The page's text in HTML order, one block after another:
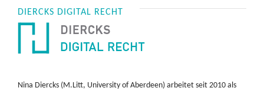
DIERCKS DIGITAL RECHT
Nina Diercks (M.Litt, University of Aberdeen) arbeitet seit 2010 als